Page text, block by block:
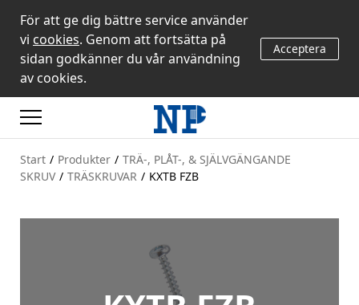
För att ge dig bättre service använder
vi cookies. Genom att fortsätta på
sidan godkänner du vår användning
av cookies.
Acceptera
Start / Produkter / TRÄ-, PLÅT-, & SJÄLVGÄNGANDE
SKRUV / TRÄSKRUVAR / KXTB FZB